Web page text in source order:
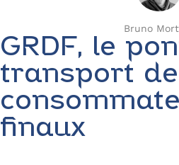
Bruno
GRDF, le
transport
finaux